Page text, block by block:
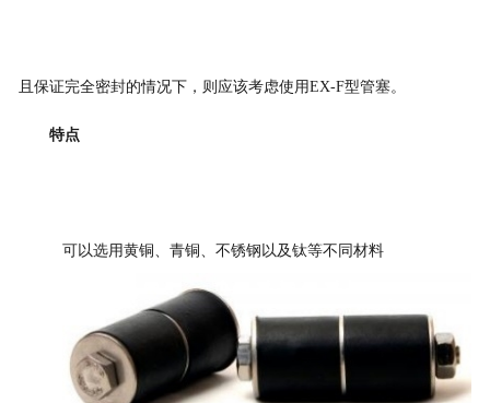
且保证完全密封的情况下，则应该考虑使用EX-F型管塞。
特点
可以选用黄铜、青铜、不锈钢以及钛等不同材料